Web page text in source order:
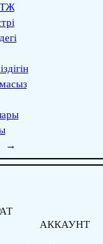
ТЖ
→
АККАУНТ